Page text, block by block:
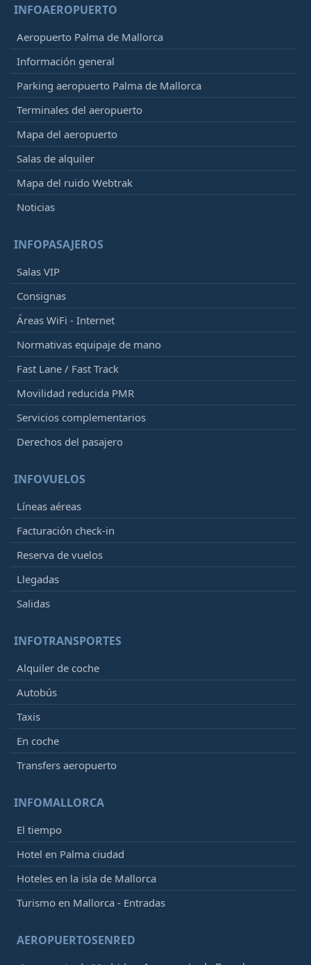
INFOAEROPUERTO
Aeropuerto Palma de Mallorca
Información general
Parking aeropuerto Palma de Mallorca
Terminales del aeropuerto
Mapa del aeropuerto
Salas de alquiler
Mapa del ruido Webtrak
Noticias
INFOPASAJEROS
Salas VIP
Consignas
Áreas WiFi - Internet
Normativas equipaje de mano
Fast Lane / Fast Track
Movilidad reducida PMR
Servicios complementarios
Derechos del pasajero
INFOVUELOS
Líneas aéreas
Facturación check-in
Reserva de vuelos
Llegadas
Salidas
INFOTRANSPORTES
Alquiler de coche
Autobús
Taxis
En coche
Transfers aeropuerto
INFOMALLORCA
El tiempo
Hotel en Palma ciudad
Hoteles en la isla de Mallorca
Turismo en Mallorca - Entradas
AEROPUERTOSENRED